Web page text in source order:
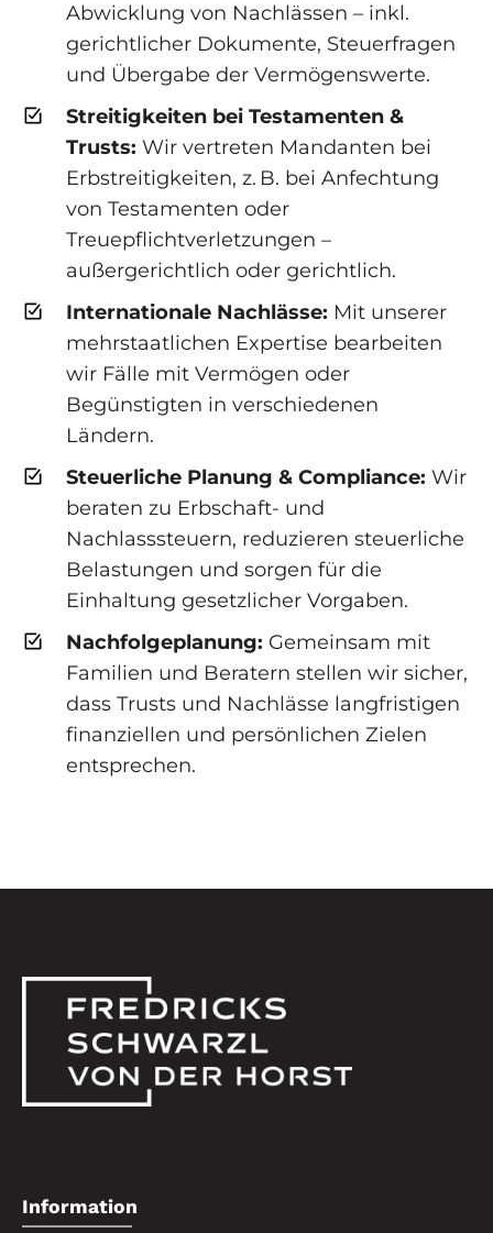
Abwicklung von Nachlässen – inkl.
gerichtlicher Dokumente, Steuerfragen
und Übergabe der Vermögenswerte.
Streitigkeiten bei Testamenten &
Trusts: Wir vertreten Mandanten bei
Erbstreitigkeiten, z. B. bei Anfechtung
von Testamenten oder
Treuepflichtverletzungen –
außergerichtlich oder gerichtlich.
Internationale Nachlässe: Mit unserer
mehrstaatlichen Expertise bearbeiten
wir Fälle mit Vermögen oder
Begünstigten in verschiedenen
Ländern.
Steuerliche Planung & Compliance: Wir
beraten zu Erbschaft- und
Nachlasssteuern, reduzieren steuerliche
Belastungen und sorgen für die
Einhaltung gesetzlicher Vorgaben.
Nachfolgeplanung: Gemeinsam mit
Familien und Beratern stellen wir sicher,
dass Trusts und Nachlässe langfristigen
finanziellen und persönlichen Zielen
entsprechen.
Information